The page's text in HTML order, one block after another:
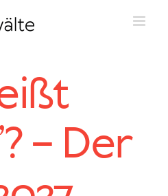
– Der